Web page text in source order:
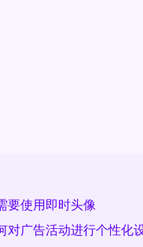
要使用即时头像
对广告活动进行个性化